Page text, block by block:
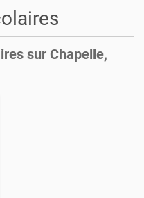
sur Chapelle,